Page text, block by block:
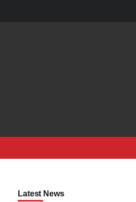
Latest News